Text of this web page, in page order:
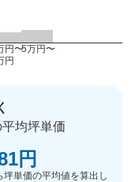
円〜
円
5万円〜
均坪単価
円
単価の平均値を算出し